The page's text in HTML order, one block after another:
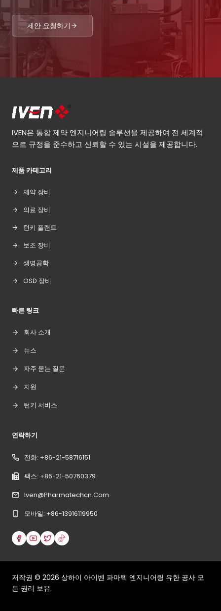
제안 요청하기
IVEN은 통합 제약 엔지니어링 솔루션을 제공하여 전 세계적
으로 규정을 준수하고 신뢰할 수 있는 시설을 제공합니다.
제품 카테고리
제약 장비
의료 장비
턴키 플랜트
보조 장비
생명공학
OSD 장비
빠른 링크
회사 소개
뉴스
자주 묻는 질문
지원
턴키 서비스
연락하기
전화: +86-21-58716151
팩스: +86-21-50760379
Iven@pharmatechcn.com
모바일: +86-13916119950
저작권 © 2026 상하이 아이벤 파마텍 엔지니어링 유한 공사 모
든 권리 보유.